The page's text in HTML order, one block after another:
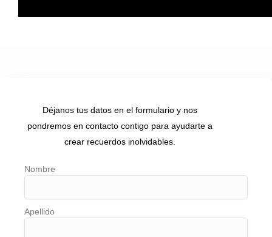
Déjanos tus datos en el formulario y nos
pondremos en contacto contigo para ayudarte a
crear recuerdos inolvidables.
Nombre
Apellido